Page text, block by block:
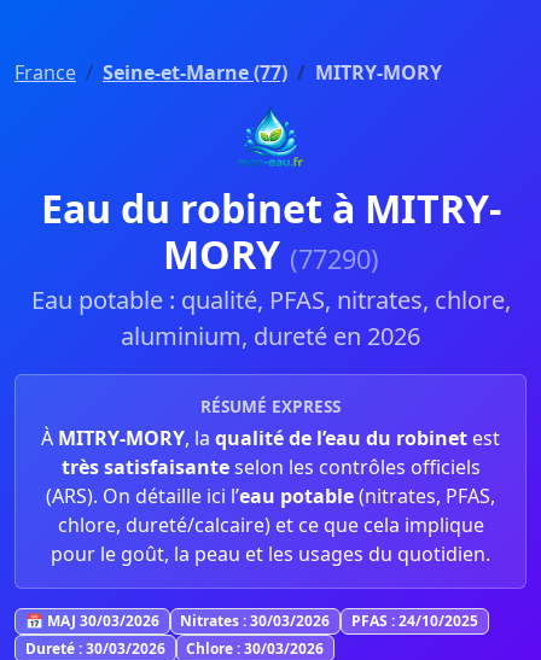
France Seine-et-Marne (77) MITRY-MORY
Eau du robinet à MITRY-
MORY (77290)
Eau potable : qualité, PFAS, nitrates, chlore,
aluminium, dureté en 2026
RÉSUMÉ EXPRESS
À MITRY-MORY, la qualité de l’eau du robinet est
très satisfaisanteselon les contrôles officiels
(ARS). On détaille ici l’eau potable(nitrates, PFAS,
chlore, dureté/calcaire) et ce que cela implique
pour le goût, la peau et les usages du quotidien.
📅 MAJ 30/03/2026 Nitrates : 30/03/2026
PFAS : 24/10/2025
Dureté : 30/03/2026
Chlore : 30/03/2026